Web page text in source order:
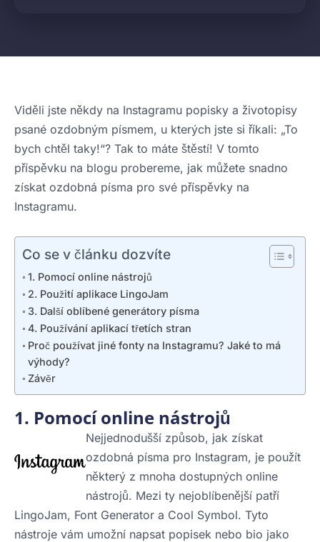
Viděli jste někdy na Instagramu popisky a životopisy
psané ozdobným písmem, u kterých jste si říkali: „To
bych chtěl taky!“? Tak to máte štěstí! V tomto
příspěvku na blogu probereme, jak můžete snadno
získat ozdobná písma pro své příspěvky na
Instagramu.
Co se v článku dozvíte
1. Pomocí online nástrojů
2. Použití aplikace LingoJam
3. Další oblíbené generátory písma
4. Používání aplikací třetích stran
Proč používat jiné fonty na Instagramu? Jaké to má
výhody?
Závěr
1. Pomocí online nástrojů
Nejjednodušší způsob, jak získat
ozdobná písma pro Instagram, je použít
některý z mnoha dostupných online
nástrojů. Mezi ty nejoblíbenější patří
LingoJam, Font Generator a Cool Symbol. Tyto
nástroje vám umožní napsat popisek nebo bio jako